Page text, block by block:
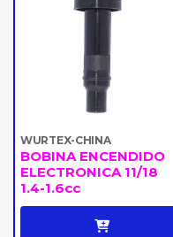
WURTEX-CHINA
BOBINA ENCENDIDO
ELECTRONICA 11/18
1.4-1.6cc